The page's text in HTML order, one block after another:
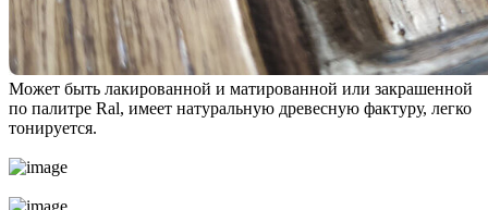
Может быть лакированной и матированной или закрашенной
по палитре Ral, имеет натуральную древесную фактуру, легко
тонируется.